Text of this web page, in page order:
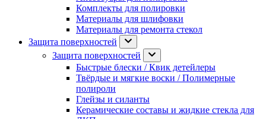
Комплекты для полировки
Материалы для шлифовки
Материалы для ремонта стекол
Защита поверхностей
Защита поверхностей
Быстрые блески / Квик детейлеры
Твёрдые и мягкие воски / Полимерные
полироли
Глейзы и силанты
Керамические составы и жидкие стекла для